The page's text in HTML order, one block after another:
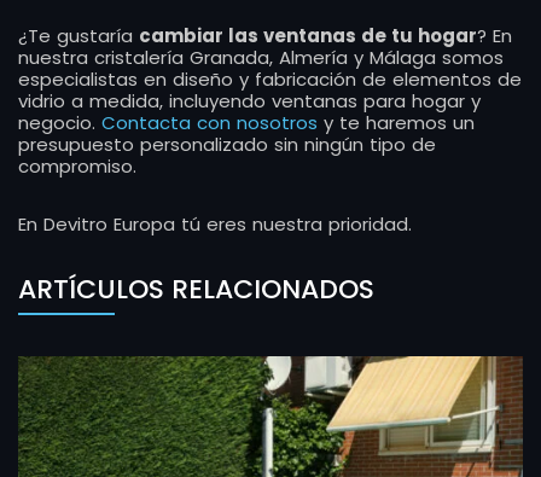
¿Te gustaría cambiar las ventanas de tu hogar? En
nuestra cristalería Granada, Almería y Málaga somos
especialistas en diseño y fabricación de elementos de
vidrio a medida, incluyendo ventanas para hogar y
negocio. Contacta con nosotros y te haremos un
presupuesto personalizado sin ningún tipo de
compromiso.
En Devitro Europa tú eres nuestra prioridad.
ARTÍCULOS RELACIONADOS